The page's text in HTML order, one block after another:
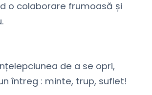
o colaborare frumoasă și
de a se opri,
întreg : minte, trup, suflet!